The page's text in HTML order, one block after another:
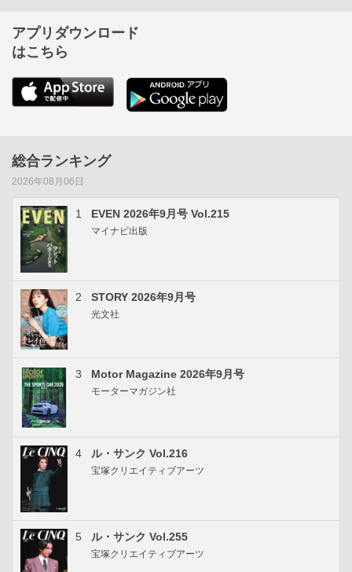
アプリダウンロード
はこちら
総合ランキング
2026年08月06日
1 EVEN 2026年9月号 Vol.215
マイナビ出版
2 STORY 2026年9月号
光文社
3 Motor Magazine 2026年9月号
モーターマガジン社
4 ル・サンク Vol.216
宝塚クリエイティブアーツ
5 ル・サンク Vol.255
宝塚クリエイティブアーツ